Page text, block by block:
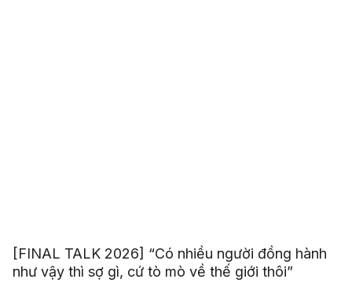
[FINAL TALK 2026] “Có nhiều người đồng hành
như vậy thì sợ gì, cứ tò mò về thế giới thôi”